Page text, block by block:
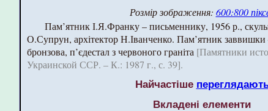
Розмір зображення: 600:800
Пам’ятник І.Я.Франку – письменнику, 1956 р.,
О.Супрун, архітектор Н.Іванченко. Пам’ятник заввишки
бронзова, п’єдестал з червоного граніта [Памятники
Украинской ССР. – К.: 1987 г., с. 39].
Найчастіше
Вкладені елементи